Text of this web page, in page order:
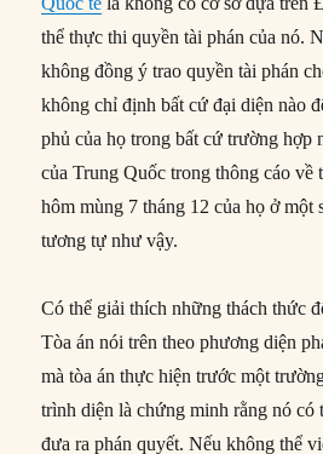
thể thực thi quyền tài phán của nó.
không đồng ý trao quyền tài phán
không chỉ định bất cứ đại diện nào
phủ của họ trong bất cứ trường hợp
của Trung Quốc trong thông cáo về
hôm mùng 7 tháng 12 của họ ở một
tương tự như vậy.
Có thể giải thích những thách thức
Tòa án nói trên theo phương diện
mà tòa án thực hiện trước một
trình diện là chứng minh rằng nó có
đưa ra phán quyết. Nếu không thể